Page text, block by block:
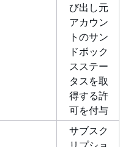
び出し元
アカウン
トのサン
ドボック
スステー
タスを取
得する許
可を付与
サブスク